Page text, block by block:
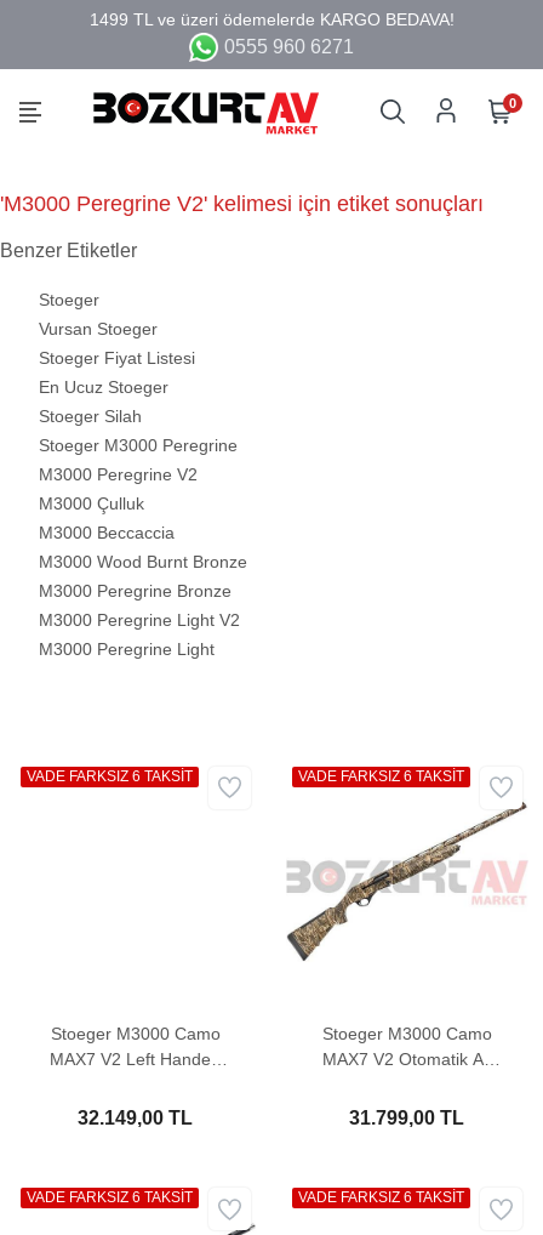
0555 960 6271
0
'M3000 Peregrine V2' kelimesi için etiket sonuçları
Benzer Etiketler
Stoeger
Vursan Stoeger
Stoeger Fiyat Listesi
En Ucuz Stoeger
Stoeger Silah
Stoeger M3000 Peregrine
M3000 Peregrine V2
M3000 Çulluk
M3000 Beccaccia
M3000 Wood Burnt Bronze
M3000 Peregrine Bronze
M3000 Peregrine Light V2
M3000 Peregrine Light
Stoeger M3000 Camo
MAX7 V2 Left Handed
32.149,00 TL
VADE FARKSIZ 6 TAKSİT
Stoeger M3000 Camo
MAX7 V2 Otomatik Av
31.799,00 TL
VADE FARKSIZ 6 TAKSİT
VADE FARKSIZ 6 TAKSİT VADE FARKSIZ 6 TAKSİT